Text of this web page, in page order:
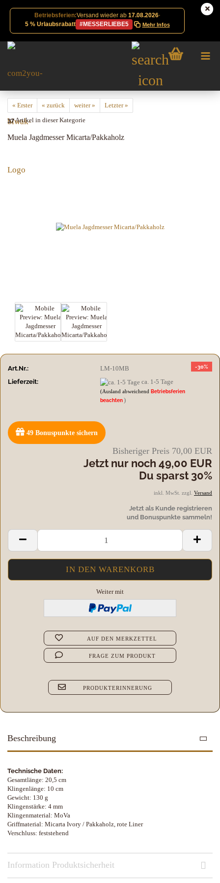
Betriebsferien:Versand wieder ab 17.08.2026·
5 % Urlaubsrabatt
#MESSERLIEBE5 Mehr Infos
« Erster « zurück weiter »
Letzter »
37Artikel in dieser Kategorie
Muela Jagdmesser Micarta/Pakkaholz
-30%
Art.Nr.:
LM-10MB
Lieferzeit:
ca. 1-5 Tage
(Ausland abweichendBetriebsferien
beachten )
49 Bonuspunkte sichern
Bisheriger Preis 70,00 EUR
Jetzt nur noch 49,00 EUR
Du sparst 30%
inkl. MwSt. zzgl. Versand
Jetzt als Kunde registrieren
und Bonuspunkte sammeln!
Weiter mit
AUF DEN MERKZETTEL
FRAGE ZUM PRODUKT
PRODUKTERINNERUNG
Beschreibung
Technische Daten:
Gesamtlänge: 20,5 cm
Klingenlänge: 10 cm
Gewicht: 130 g
Klingenstärke: 4 mm
Klingenmaterial: MoVa
Griffmaterial: Micarta Ivory / Pakkaholz, rote Liner
Verschluss: feststehend
Information Produktsicherheit